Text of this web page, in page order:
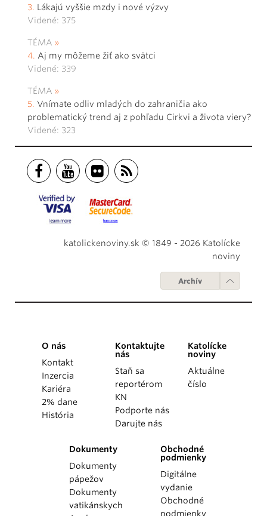
Lákajú vyššie mzdy i nové výzvy
Videné: 375
TÉMA
Aj my môžeme žiť ako svätci
Videné: 339
TÉMA
Vnímate odliv mladých do zahraničia ako
problematický trend aj z pohľadu Cirkvi a života viery?
Videné: 323
katolickenoviny.sk © 1849 - 2026 Katolícke
noviny
Archív
O nás
Kontakt
Inzercia
Kariéra
2% dane
História
Kontaktujte
nás
Staň sa
reportérom
KN
Podporte nás
Darujte nás
Katolícke
noviny
Aktuálne
číslo
Dokumenty
Dokumenty
pápežov
Dokumenty
vatikánskych
Obchodné
podmienky
Digitálne
vydanie
Obchodné
podmienky